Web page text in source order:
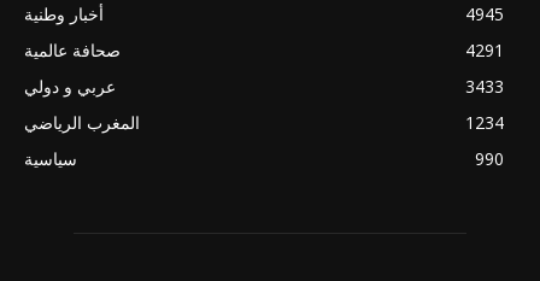
أخبار وطنية
4945
صحافة عالمية
4291
عربي و دولي
3433
المغرب الرياضي
1234
سياسية
990